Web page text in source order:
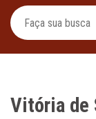
Vitória de